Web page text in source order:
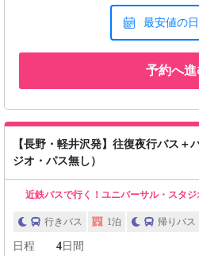
最安値の
予約へ進
【長野・軽井沢発】往復夜行バス＋
ジオ・パス無し）
近鉄バスで行く！ユニバーサル・スタ
行きバス 1泊 帰りバス
日程 4日間